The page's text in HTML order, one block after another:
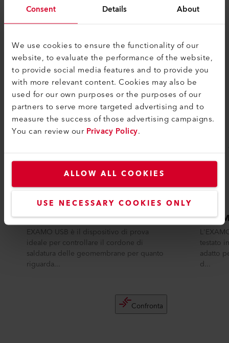
Consent Details About
We use cookies to ensure the functionality of our
website, to evaluate the performance of the website,
to provide social media features and to provide you
with more relevant content. Cookies may also be
used for our own purposes or the purposes of our
partners to serve more targeted advertising and to
measure the success of those advertising campaigns.
You can review ourPrivacy Policy.
ALLOW ALL COOKIES
USE NECESSARY COOKIES ONLY
COMPATIBILITÀ
Perfetto per questi prodotti
EXAMO 300F USB
EXAMO USB è il dispositivo di prova
ideale per controllare il cordone di
saldatura delle geomembrane per quanto
riguarda...
Confronta
testato
adatto
d...